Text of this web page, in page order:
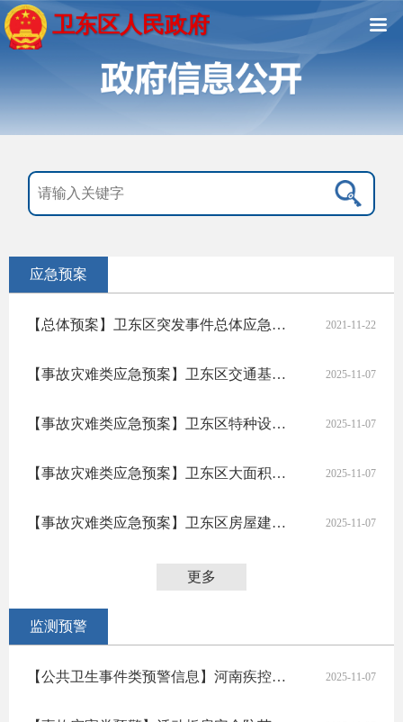
卫东区人民政府
应急预案
【总体预案】卫东区突发事件总体应急预案 2021-11-22
【事故灾难类应急预案】卫东区交通基础设施建设工程事故应急预案 2025-11-07
【事故灾难类应急预案】卫东区特种设备突发事件应急预案 2025-11-07
【事故灾难类应急预案】卫东区大面积停电事件应急预案 2025-11-07
【事故灾难类应急预案】卫东区房屋建筑和市政基础设施工程事故应急预案 2025-11-07
更多
监测预警
【公共卫生事件类预警信息】河南疾控重要提醒 2025-11-07